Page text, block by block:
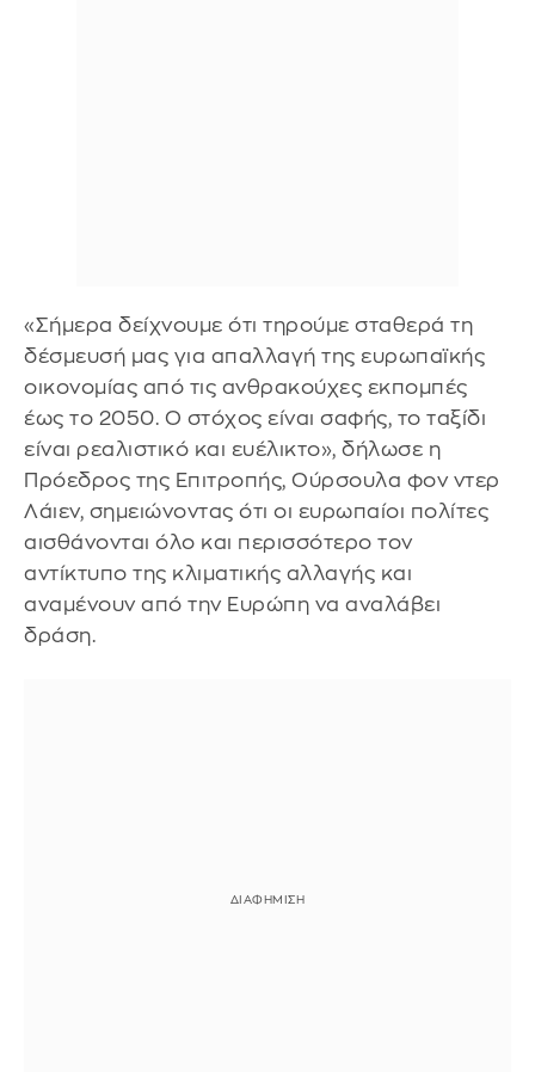
«Σήμερα δείχνουμε ότι τηρούμε σταθερά τη
δέσμευσή μας για απαλλαγή της ευρωπαϊκής
οικονομίας από τις ανθρακούχες εκπομπές
έως το 2050. Ο στόχος είναι σαφής, το ταξίδι
είναι ρεαλιστικό και ευέλικτο», δήλωσε η
Πρόεδρος της Επιτροπής, Ούρσουλα φον ντερ
Λάιεν, σημειώνοντας ότι οι ευρωπαίοι πολίτες
αισθάνονται όλο και περισσότερο τον
αντίκτυπο της κλιματικής αλλαγής και
αναμένουν από την Ευρώπη να αναλάβει
δράση.